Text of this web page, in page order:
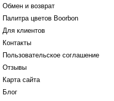
Обмен и возврат
Палитра цветов Boorbon
Для клиентов
Контакты
Пользовательское соглашение
Отзывы
Карта сайта
Блог